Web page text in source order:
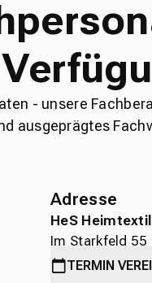
- unsere
ausgeprägtes
Adresse
HeS
Im Starkfeld 55
89231 Neu-Ulm
TERMIN